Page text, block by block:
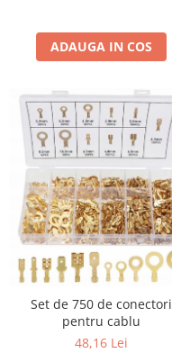
ADAUGA IN COS
Set de 750 de conectori
pentru cablu
48,16 Lei